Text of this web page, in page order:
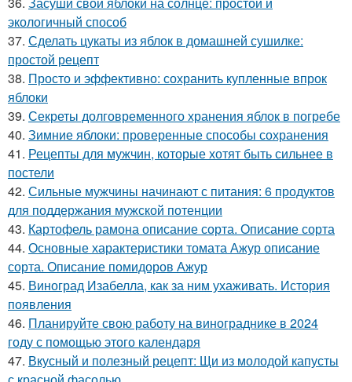
экологичный способ
37. Сделать цукаты из яблок в домашней сушилке:
простой рецепт
38. Просто и эффективно: сохранить купленные впрок
яблоки
39. Секреты долговременного хранения яблок в погребе
40. Зимние яблоки: проверенные способы сохранения
41. Рецепты для мужчин, которые хотят быть сильнее в
постели
42. Сильные мужчины начинают с питания: 6 продуктов
для поддержания мужской потенции
43. Картофель рамона описание сорта. Описание сорта
44. Основные характеристики томата Ажур описание
сорта. Описание помидоров Ажур
45. Виноград Изабелла, как за ним ухаживать. История
появления
46. Планируйте свою работу на винограднике в 2024
году с помощью этого календаря
47. Вкусный и полезный рецепт: Щи из молодой капусты